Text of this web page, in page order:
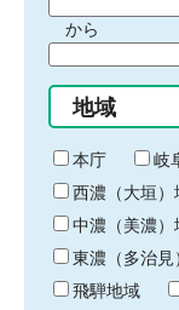
間
始
り
から
間
終
わ
り
地域
本庁
岐
西濃（大垣）
中濃（美濃）
東濃（多治見
飛騨地域